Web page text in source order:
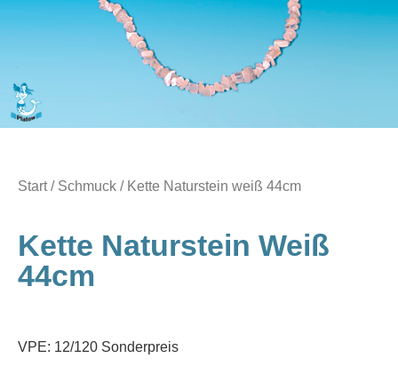
Start/ Schmuck / Kette Naturstein weiß 44cm
Kette Naturstein Weiß
44cm
VPE: 12/120 Sonderpreis